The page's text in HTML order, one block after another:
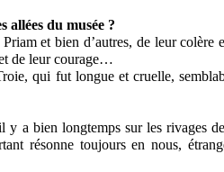
allées du musée ?
et bien d’autres, de leur colère
de leur courage…
qui fut longue et cruelle,
y a bien longtemps sur les rivages
résonne toujours en nous,